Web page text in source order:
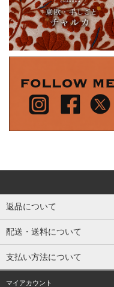
返品について
配送・送料について
支払い方法について
マイアカウント